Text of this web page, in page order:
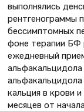
выполнялись
рентгенограммы
бессимптомных
фоне терапии БФ
ежедневный
кальция в крови
месяцев от